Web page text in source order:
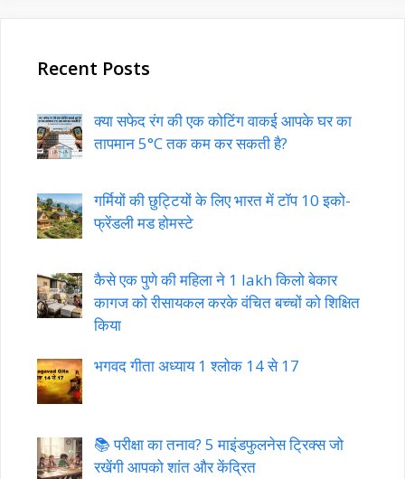
Recent Posts
क्या सफेद रंग की एक कोटिंग वाकई आपके घर का
तापमान 5°C तक कम कर सकती है?
गर्मियों की छुट्टियों के लिए भारत में टॉप 10 इको-
फ्रेंडली मड होमस्टे
कैसे एक पुणे की महिला ने 1 lakh किलो बेकार
कागज को रीसायकल करके वंचित बच्चों को शिक्षित
किया
भगवद गीता अध्याय 1 श्लोक 14 से 17
📚 परीक्षा का तनाव? 5 माइंडफुलनेस ट्रिक्स जो
रखेंगी आपको शांत और केंद्रित